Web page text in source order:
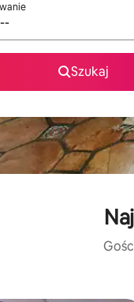
Szukaj